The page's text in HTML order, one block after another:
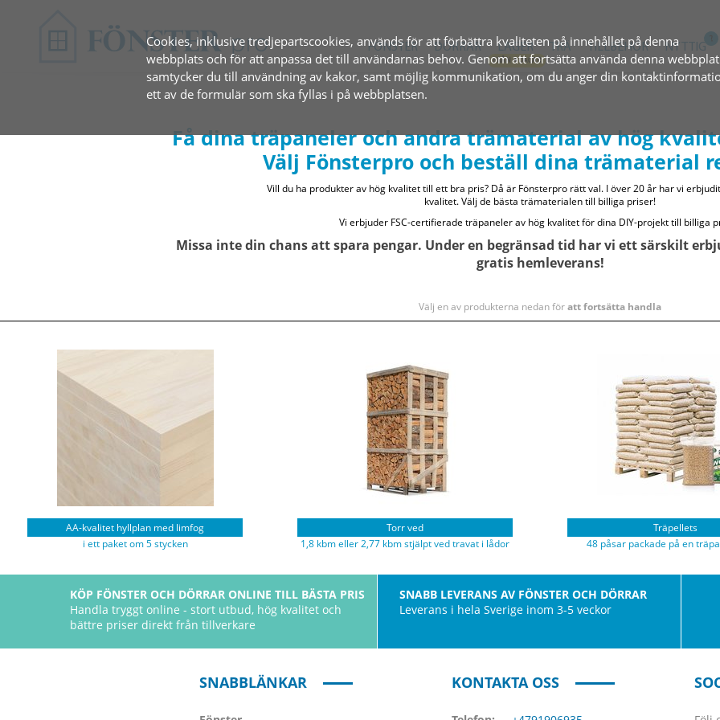
Cookies, inklusive tredjepartscookies, används för att förbättra kvaliteten på innehållet på denna
webbplats och för att anpassa det till användarnas behov. Genom att fortsätta använda denna
samtycker du till användning av kakor, samt möjlig kommunikation, om du anger din
ett av de formulär som ska fyllas i på webbplatsen.
FÖNSTER DÖRRAR LAGER TRÄ TILLBEHÖR NYTTIG
Få dina träpaneler och andra trämaterial av hög
Välj Fönsterpro och beställ dina trämaterial
Vill du ha produkter av hög kvalitet till ett bra pris? Då är Fönsterpro rätt val. I över 20 år har vi
kvalitet. Välj de bästa trämaterialen till billiga priser!
Vi erbjuder FSC-certifierade träpaneler av hög kvalitet för dina DIY-projekt till billiga
Missa inte din chans att spara pengar. Under en begränsad tid har vi ett särskilt
gratis hemleverans!
Välj en av produkterna nedan föratt fortsätta handla
AA-kvalitet hyllplan med limfog
i ett paket om 5 stycken
Torr ved
1,8 kbm eller 2,77 kbm stjälpt ved travat i lådor
Träpellets
48 påsar packade på en
KÖP FÖNSTER OCH DÖRRAR ONLINE TILL BÄSTA PRIS
Handla tryggt online - stort utbud, hög kvalitet och
bättre priser direkt från tillverkare
SNABB LEVERANS AV FÖNSTER OCH DÖRRAR
Leverans i hela Sverige inom 3-5 veckor
SNABBLÄNKAR KONTAKTA OSS